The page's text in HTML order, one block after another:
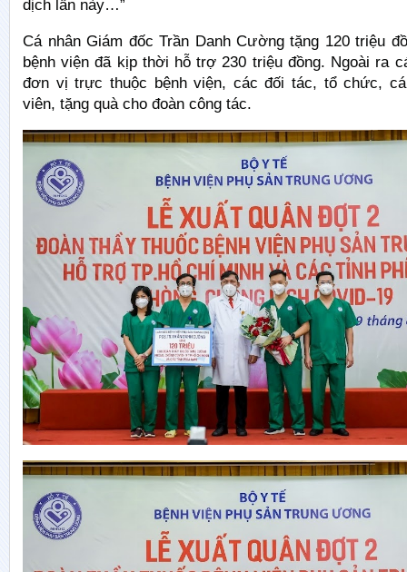
dịch lần này…”
Cá nhân Giám đốc Trần Danh Cường tặng 120 triệu
bệnh viện đã kịp thời hỗ trợ 230 triệu đồng. Ngoài ra
đơn vị trực thuộc bệnh viện, các đối tác, tổ chức,
viên, tặng quà cho đoàn công tác.